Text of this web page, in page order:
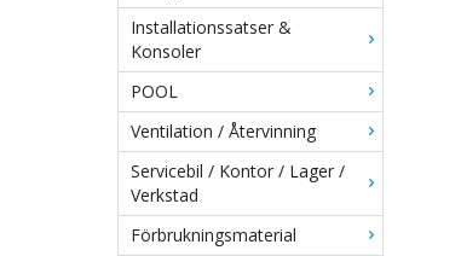
Installationssatser &
Konsoler
POOL
Ventilation / Återvinning
Servicebil / Kontor / Lager /
Verkstad
Förbrukningsmaterial